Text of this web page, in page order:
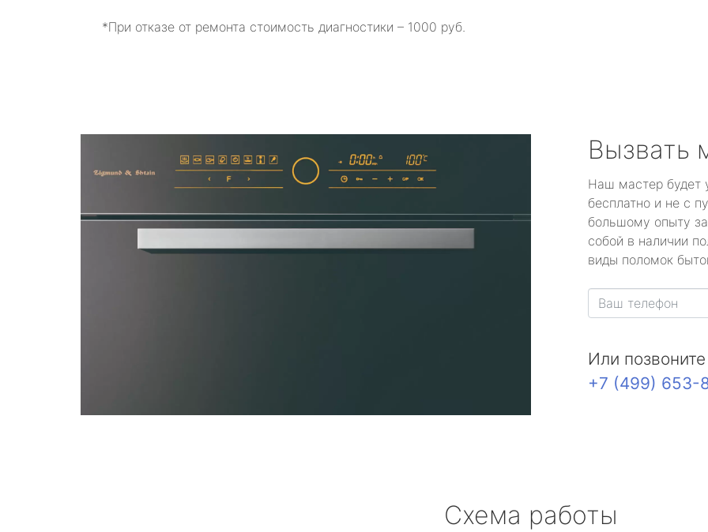
*При отказе от ремонта стоимость диагностики – 1000 руб.
Вызвать
Наш мастер будет
бесплатно и не с
большому опыту
собой в наличии
виды поломок
Или
+7 (499) 653-
Схема работы